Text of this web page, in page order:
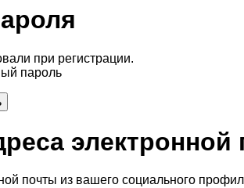
при регистрации.
пароль
электронной
почты из вашего социального